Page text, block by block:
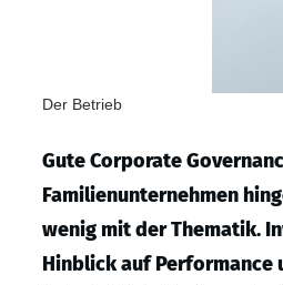
Der Betrieb
Gute Corporate
Familienunternehmen
wenig mit der Thematik.
Hinblick auf